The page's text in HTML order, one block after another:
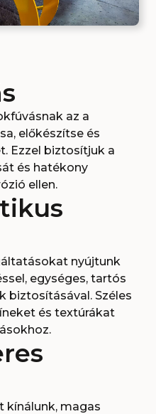
az a
előkészítse és
Ezzel biztosítjuk a
és hatékony
ellen.
nyújtunk
egységes, tartós
biztosításával. Széles
és textúrákat
kínálunk, magas